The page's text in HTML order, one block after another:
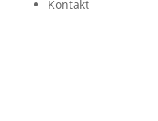
Kontakt